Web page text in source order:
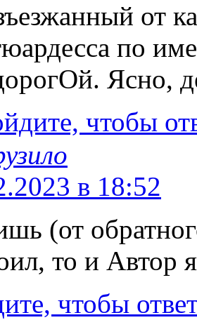
от
по
Ясно,
чтобы
в 18:52
(от
то и Автор
чтобы